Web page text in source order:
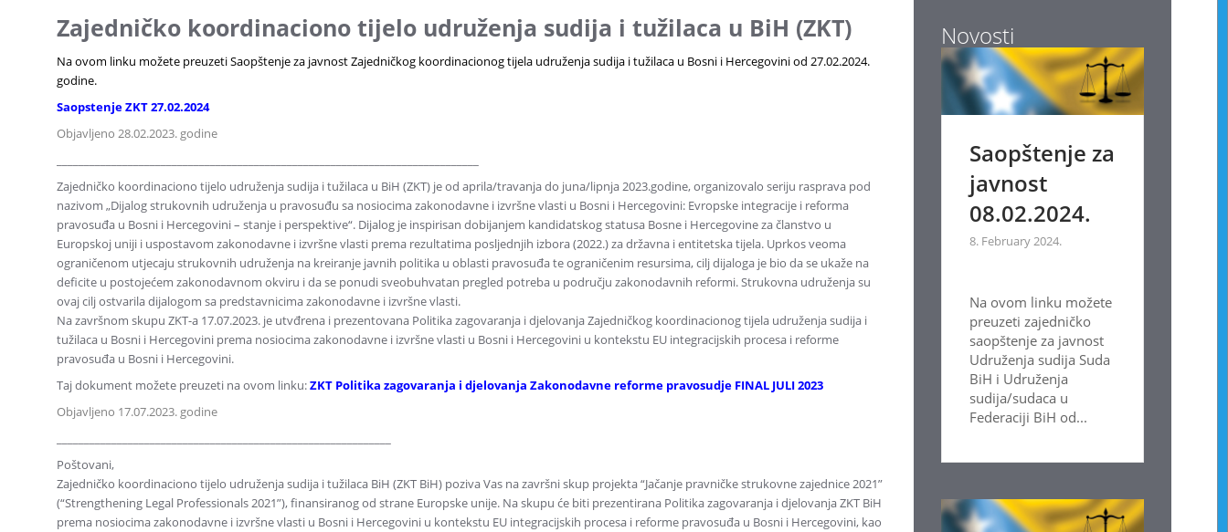
Zajedničko koordinaciono tijelo udruženja sudija i tužilaca u BiH (ZKT)
Na ovom linku možete preuzeti Saopštenje za javnost Zajedničkog koordinacionog tijela udruženja sudija i tužilaca u Bosni i Hercegovini od 27.02.2024.
godine.
Saopstenje ZKT 27.02.2024
Objavljeno 28.02.2023. godine
Zajedničko koordinaciono tijelo udruženja sudija i tužilaca u BiH (ZKT) je od aprila/travanja do juna/lipnja 2023.godine, organizovalo seriju rasprava pod
nazivom „Dijalog strukovnih udruženja u pravosuđu sa nosiocima zakonodavne i izvršne vlasti u Bosni i Hercegovini: Evropske integracije i reforma
pravosuđa u Bosni i Hercegovini – stanje i perspektive“. Dijalog je inspirisan dobijanjem kandidatskog statusa Bosne i Hercegovine za članstvo u
Europskoj uniji i uspostavom zakonodavne i izvršne vlasti prema rezultatima posljednjih izbora (2022.) za državna i entitetska tijela. Uprkos veoma
ograničenom utjecaju strukovnih udruženja na kreiranje javnih politika u oblasti pravosuđa te ograničenim resursima, cilj dijaloga je bio da se ukaže na
deficite u postojećem zakonodavnom okviru i da se ponudi sveobuhvatan pregled potreba u području zakonodavnih reformi. Strukovna udruženja su
ovaj cilj ostvarila dijalogom sa predstavnicima zakonodavne i izvršne vlasti.
Na završnom skupu ZKT-a 17.07.2023. je utvđrena i prezentovana Politika zagovaranja i djelovanja Zajedničkog koordinacionog tijela udruženja sudija i
tužilaca u Bosni i Hercegovini prema nosiocima zakonodavne i izvršne vlasti u Bosni i Hercegovini u kontekstu EU integracijskih procesa i reforme
pravosuđa u Bosni i Hercegovini.
Taj dokument možete preuzeti na ovom linku:ZKT Politika zagovaranja i djelovanja Zakonodavne reforme pravosudje FINAL JULI 2023
Objavljeno 17.07.2023. godine
Poštovani,
Zajedničko koordinaciono tijelo udruženja sudija i tužilaca BiH (ZKT BiH) poziva Vas na završni skup projekta “Jačanje pravničke strukovne zajednice 2021”
(“Strengthening Legal Professionals 2021”), finansiranog od strane Europske unije. Na skupu će biti prezentirana Politika zagovaranja i djelovanja ZKT BiH
prema nosiocima zakonodavne i izvršne vlasti u Bosni i Hercegovini u kontekstu EU integracijskih procesa i reforme pravosuđa u Bosni i Hercegovini, kao
Novosti
Saopštenje za
javnost
08.02.2024.
8. February 2024.
Na ovom linku možete
preuzeti zajedničko
saopštenje za javnost
Udruženja sudija Suda
BiH i Udruženja
sudija/sudaca u
Federaciji BiH od...